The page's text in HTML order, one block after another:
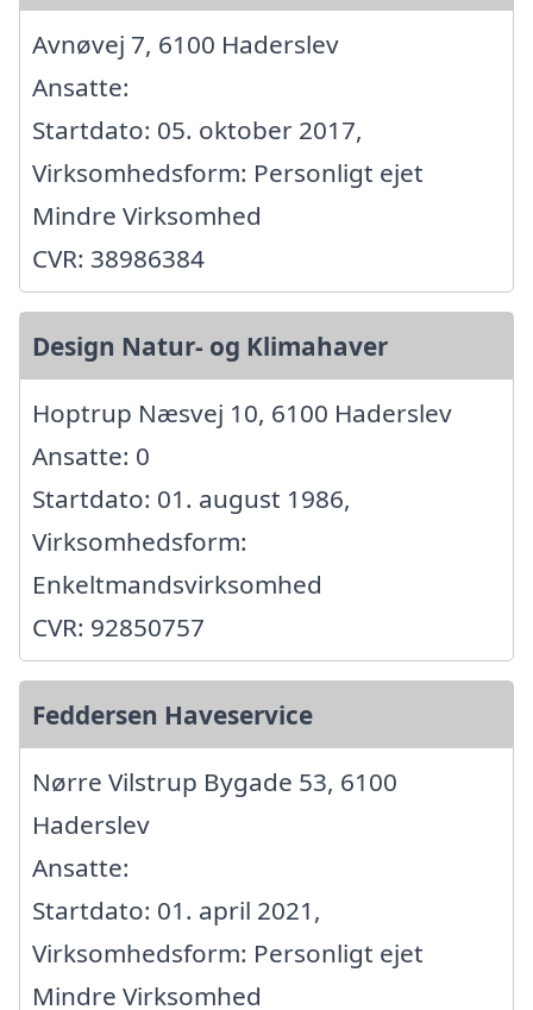
Avnøvej 7, 6100 Haderslev
Ansatte:
Startdato: 05. oktober 2017,
Virksomhedsform: Personligt ejet
Mindre Virksomhed
CVR: 38986384
Design Natur- og Klimahaver
Hoptrup Næsvej 10, 6100 Haderslev
Ansatte: 0
Startdato: 01. august 1986,
Virksomhedsform:
Enkeltmandsvirksomhed
CVR: 92850757
Feddersen Haveservice
Nørre Vilstrup Bygade 53, 6100
Haderslev
Ansatte:
Startdato: 01. april 2021,
Virksomhedsform: Personligt ejet
Mindre Virksomhed